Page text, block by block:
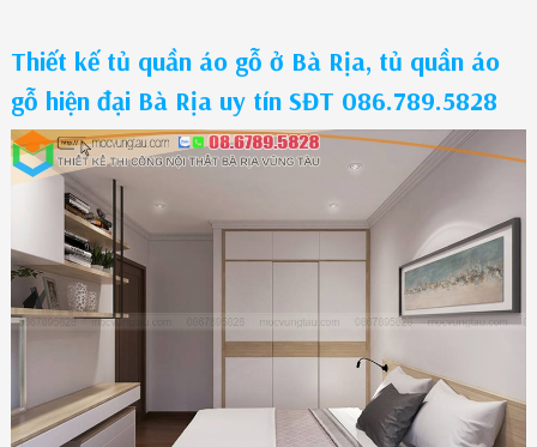
Thiết kế tủ quần áo gỗ ở Bà Rịa, tủ quần áo
gỗ hiện đại Bà Rịa uy tín SĐT 086.789.5828